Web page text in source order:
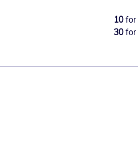
10for
30for